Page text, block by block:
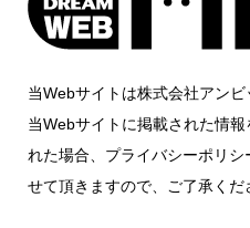
当Webサイトは株式会社アンビ
当Webサイトに掲載された情
れた場合、プライバシーポリ
せて頂きますので、ご了承くだ